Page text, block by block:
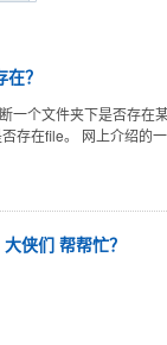
？
一个文件夹下是否存在
存在file。 网上介绍的一
侠们 帮帮忙？